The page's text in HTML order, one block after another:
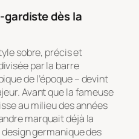
dès la
sobre, précis et
par la barre
de l’époque – devint
Avant que la fameuse
au milieu des années
marquait déjà la
germanique des